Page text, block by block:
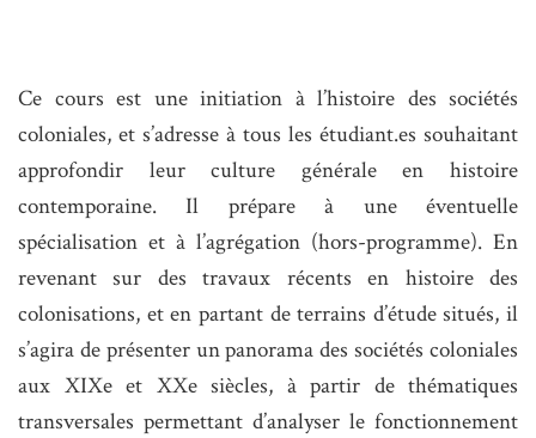
Ce cours est une initiation à l’histoire des sociétés
coloniales, et s’adresse à tous les étudiant.es souhaitant
approfondir leur culture générale en histoire
contemporaine. Il prépare à une éventuelle
spécialisation et à l’agrégation (hors-programme). En
revenant sur des travaux récents en histoire des
colonisations, et en partant de terrains d’étude situés, il
s’agira de présenter un panorama des sociétés coloniales
aux XIXe et XXe siècles, à partir de thématiques
transversales permettant d’analyser le fonctionnement